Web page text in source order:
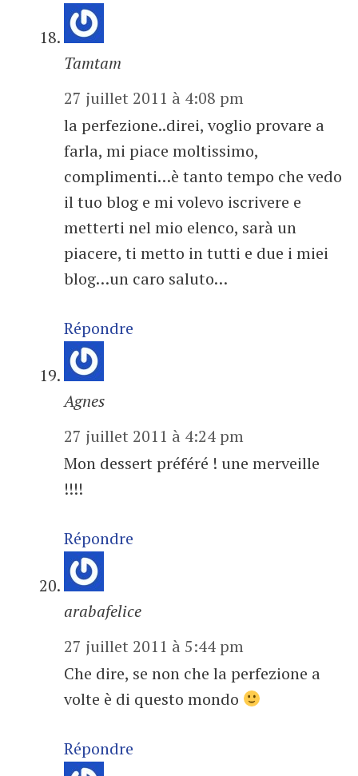
Tamtam
27 juillet 2011 à 4:08 pm
la perfezione..direi, voglio provare a
farla, mi piace moltissimo,
complimenti…è tanto tempo che vedo
il tuo blog e mi volevo iscrivere e
metterti nel mio elenco, sarà un
piacere, ti metto in tutti e due i miei
blog…un caro saluto…
Répondre
Agnes
27 juillet 2011 à 4:24 pm
Mon dessert préféré ! une merveille
!!!!
Répondre
arabafelice
27 juillet 2011 à 5:44 pm
Che dire, se non che la perfezione a
volte è di questo mondo
Répondre